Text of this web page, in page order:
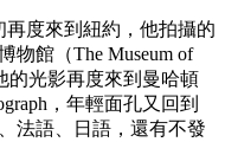
再度來到紐約，他拍攝的
物館（The Museum of
的光影再度來到曼哈頓
，年輕面孔又回到
法語、日語，還有不發